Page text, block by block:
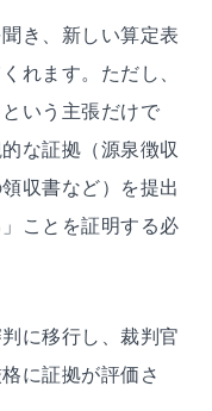
き、新しい算定表
れます。ただし、
いう主張だけで
な証拠（源泉徴収
収書など）を提出
ことを証明する必
に移行し、裁判官
に証拠が評価さ